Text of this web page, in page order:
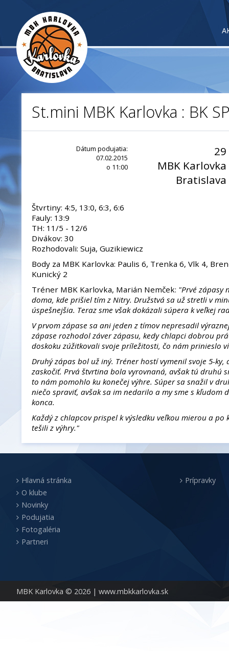
St.mini MBK Karlovka : BK
Dátum podujatia:
07.02.2015
o 11:00
29
MBK Karlovka
Bratislava
Štvrtiny: 4:5, 13:0, 6:3, 6:6
Fauly: 13:9
TH: 11/5 - 12/6
Divákov: 30
Rozhodovali: Suja, Guzikiewicz
Body za MBK Karlovka: Paulis 6, Trenka 6, Vlk 4,
Kunický 2
Tréner MBK Karlovka, Marián Nemček: "Prvé zápasy
doma, kde prišiel tím z Nitry. Družstvá sa už stretli v
úspešnejšia. Teraz sme však dokázali súpera k veľkej
V prvom zápase sa ani jeden z tímov nepresadil
zápase rozhodol záver zápasu, kedy chlapci dobrou
doskoku zúžitkovali svoje príležitosti, čo nám prinieslo
Druhý zápas bol už iný. Tréner hostí vymenil svoje 5-
zaskočiť. Prvá štvrtina bola vyrovnaná, avšak tú druhú
to nám pomohlo ku konečej výhre. Súper sa snažil v
niečo spraviť, avšak sa im nedarilo a my sme s kľudom
konca.
Každý z chlapcov prispel k výsledku veľkou mierou a po
tešili z výhry."
MBK Karlovka © 2026 | www.mbkkarlovka.sk
Hlavná stránka
O klube
Novinky
Podujatia
Fotogaléria
Partneri
Prípravky